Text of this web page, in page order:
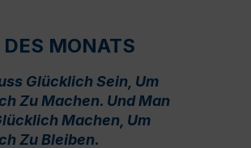
MONATS
Glücklich Sein, Um
Zu Machen. Und Man
Machen, Um
Zu Bleiben.